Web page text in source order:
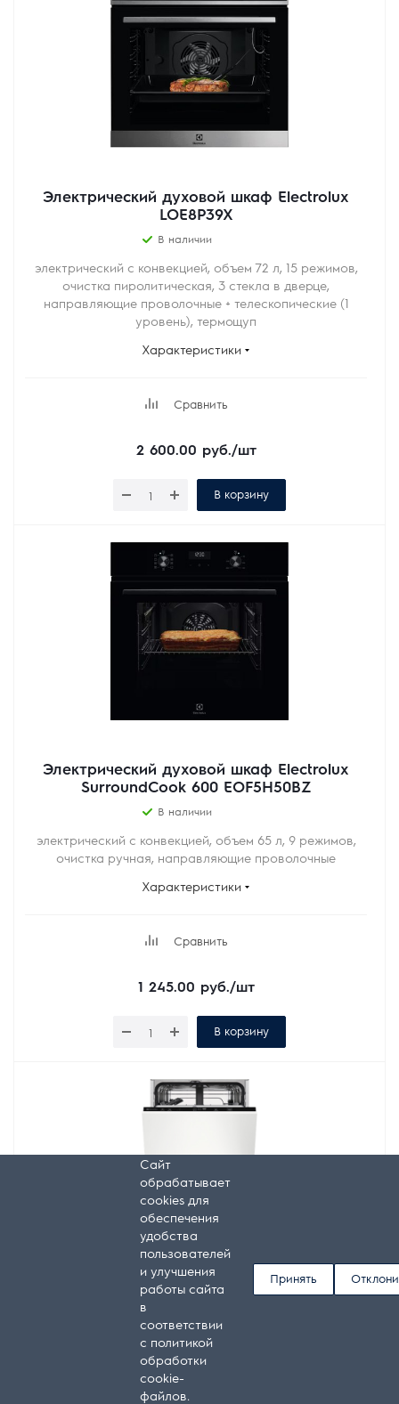
Электрический духовой шкаф Electrolux
LOE8P39X
В наличии
электрический с конвекцией, объем 72 л, 15 режимов,
очистка пиролитическая, 3 стекла в дверце,
направляющие проволочные + телескопические (1
уровень), термощуп
Характеристики
Сравнить
2 600.00 руб./шт
В корзину
Электрический духовой шкаф Electrolux
SurroundCook 600 EOF5H50BZ
В наличии
электрический с конвекцией, объем 65 л, 9 режимов,
очистка ручная, направляющие проволочные
Характеристики
Сравнить
1 245.00 руб./шт
В корзину
Встраиваемая посудомоечная машина
Electrolux KEAD2100L
В наличии
загрузка на 9 комплектов посуды, электронное
управление, 6 программ, 44.6x55x82 см, черный цвет,
Сайт
обрабатывает
cookies для
обеспечения
удобства
пользователей
и улучшения
работы сайта
в
соответствии
с политикой
обработки
cookie-
файлов.
Принять